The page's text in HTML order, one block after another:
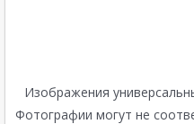
Изображения
Фотографии могут не